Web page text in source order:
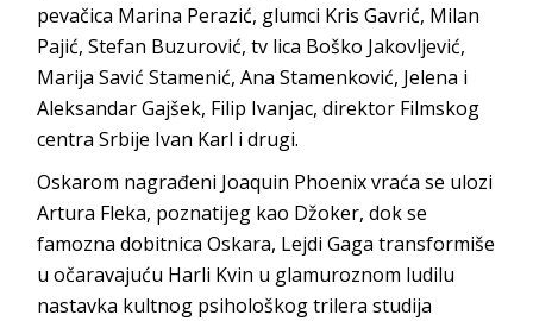
pevačica Marina Perazić, glumci Kris Gavrić, Milan
Pajić, Stefan Buzurović, tv lica Boško Jakovljević,
Marija Savić Stamenić, Ana Stamenković, Jelena i
Aleksandar Gajšek, Filip Ivanjac, direktor Filmskog
centra Srbije Ivan Karl i drugi.
Oskarom nagrađeni Joaquin Phoenix vraća se ulozi
Artura Fleka, poznatijeg kao Džoker, dok se
famozna dobitnica Oskara, Lejdi Gaga transformiše
u očaravajuću Harli Kvin u glamuroznom ludilu
nastavka kultnog psihološkog trilera studija